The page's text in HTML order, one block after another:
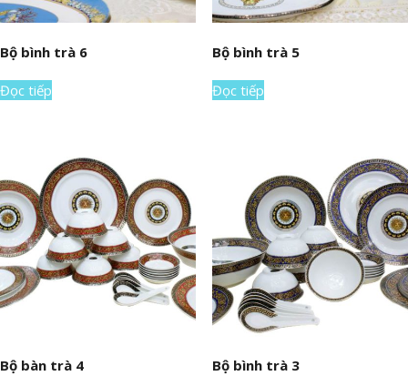
Bộ bình trà 6
Đọc tiếp
Bộ bình trà 5
Đọc tiếp
Bộ bàn trà 4 Bộ bình trà 3